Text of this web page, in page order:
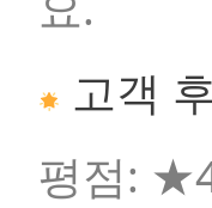
고객
평점: